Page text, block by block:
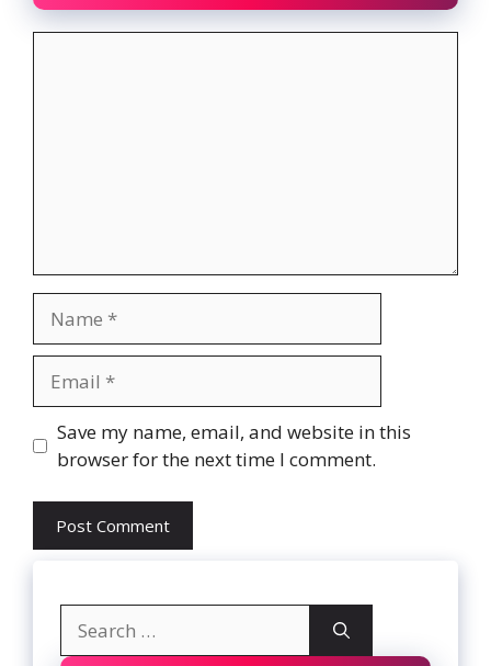
Website
Save my name, email, and website in this
browser for the next time I comment.
for: